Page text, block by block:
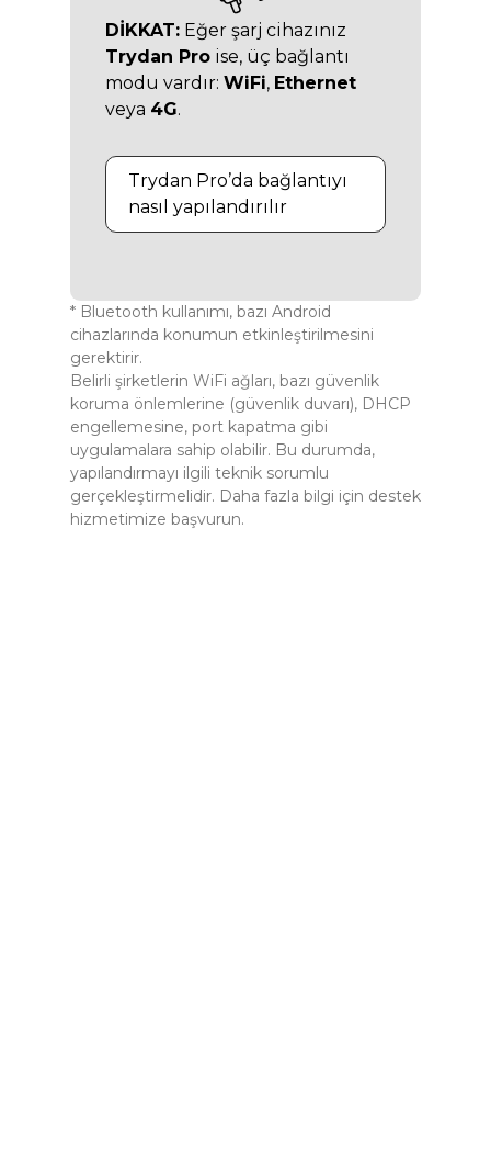
DİKKAT: Eğer şarj cihazınız
Trydan Pro ise, üç bağlantı
modu vardır: WiFi, Ethernet
veya 4G.
Trydan Pro’da bağlantıyı
nasıl yapılandırılır
* Bluetooth kullanımı, bazı Android
cihazlarında konumun etkinleştirilmesini
gerektirir.
Belirli şirketlerin WiFi ağları, bazı güvenlik
koruma önlemlerine (güvenlik duvarı), DHCP
engellemesine, port kapatma gibi
uygulamalara sahip olabilir. Bu durumda,
yapılandırmayı ilgili teknik sorumlu
gerçekleştirmelidir. Daha fazla bilgi için destek
hizmetimize başvurun.